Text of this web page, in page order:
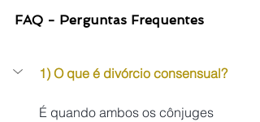
FAQ - Perguntas Frequentes
1) O que é divórcio consensual?
É quando ambos os cônjuges